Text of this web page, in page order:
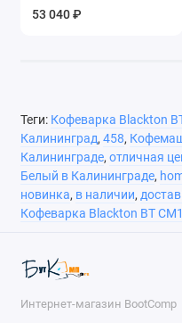
53 040 ₽
Теги: Кофеварка Blackton
Калининград, 458,
Калининграде, отличная
Белый в Калининграде,
новинка, в наличии,
Кофеварка Blackton BT
Интернет-магазин BootComp